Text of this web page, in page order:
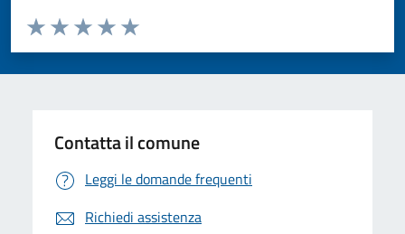
Valuta da 1 a 5 stelle la pagina
Valuta 5 stelle su 5
Valuta 4 stelle su 5
Valuta 3 stelle su 5
Valuta 2 stelle su 5
Valuta 1 stelle su 5
Contatta il comune
Leggi le domande frequenti
Richiedi assistenza